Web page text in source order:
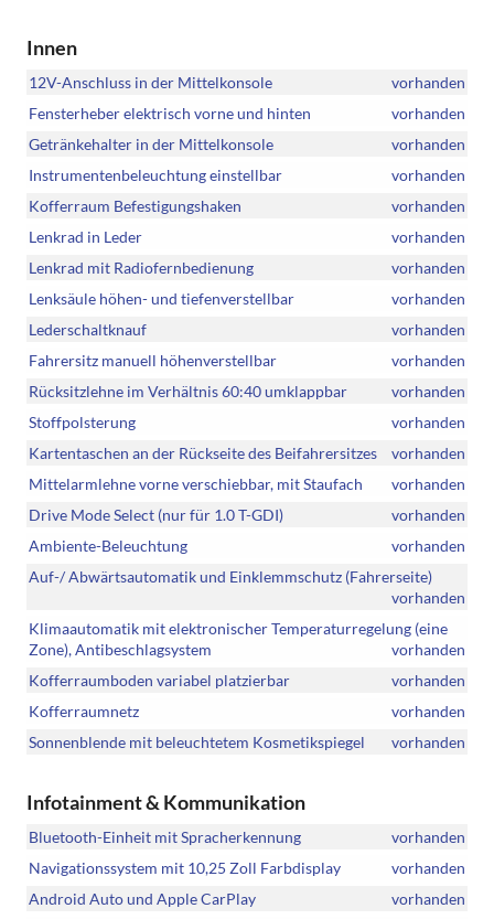
Innen
12V-Anschluss in der Mittelkonsole
vorhanden
Fensterheber elektrisch vorne und hinten
vorhanden
Getränkehalter in der Mittelkonsole
vorhanden
Instrumentenbeleuchtung einstellbar
vorhanden
Kofferraum Befestigungshaken
vorhanden
Lenkrad in Leder
vorhanden
Lenkrad mit Radiofernbedienung
vorhanden
Lenksäule höhen- und tiefenverstellbar
vorhanden
Lederschaltknauf
vorhanden
Fahrersitz manuell höhenverstellbar
vorhanden
Rücksitzlehne im Verhältnis 60:40 umklappbar
vorhanden
Stoffpolsterung
vorhanden
Kartentaschen an der Rückseite des Beifahrersitzes
vorhanden
Mittelarmlehne vorne verschiebbar, mit Staufach
vorhanden
Drive Mode Select (nur für 1.0 T-GDI)
vorhanden
Ambiente-Beleuchtung
vorhanden
Auf-/ Abwärtsautomatik und Einklemmschutz (Fahrerseite)
vorhanden
Klimaautomatik mit elektronischer Temperaturregelung (eine
Zone), Antibeschlagsystem
vorhanden
Kofferraumboden variabel platzierbar
vorhanden
Kofferraumnetz
vorhanden
Sonnenblende mit beleuchtetem Kosmetikspiegel
vorhanden
Infotainment & Kommunikation
Bluetooth-Einheit mit Spracherkennung
vorhanden
Navigationssystem mit 10,25 Zoll Farbdisplay
vorhanden
Android Auto und Apple CarPlay
vorhanden